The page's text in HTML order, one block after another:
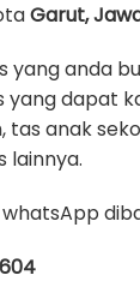
Garut,
yang anda
yang dapat
anak
lainnya.